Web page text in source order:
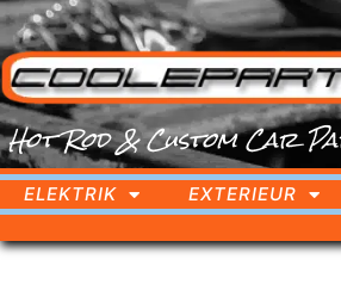
Hot Rod & Custom Car
ELEKTRIK EXTERIEUR